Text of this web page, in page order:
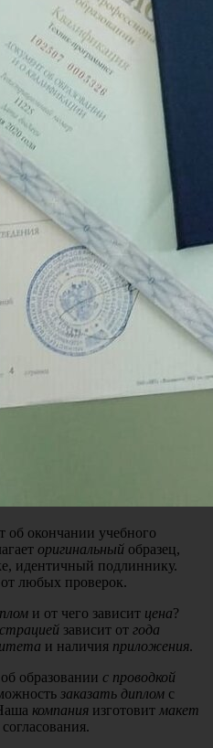
окончании учебного
оригинальный образец,
идентичный подлиннику.
от любых проверок.
и от чего зависит цена?
зависит от года
и наличия приложения.
образовании с проводкой
заказать диплом с
компания изготовит макет